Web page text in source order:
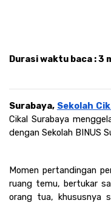
Durasi waktu baca : 3
Surabaya, Sekolah
Cikal Surabaya
dengan Sekolah BINUS
Momen pertandingan
ruang temu, bertukar
orang tua, khususnya